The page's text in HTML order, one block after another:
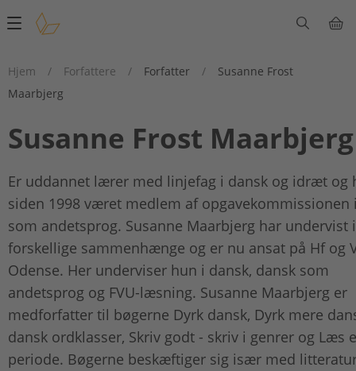
Main
Hjem
/ Forfattere / Forfatter /
Susanne Frost
Maarbjerg
Susanne Frost Maarbjerg
Er uddannet lærer med linjefag i dansk og idræt og
siden 1998 været medlem af opgavekommissionen
som andetsprog. Susanne Maarbjerg har undervist
forskellige sammenhænge og er nu ansat på Hf og
Odense. Her underviser hun i dansk, dansk som
andetsprog og FVU-læsning. Susanne Maarbjerg er
medforfatter til bøgerne Dyrk dansk, Dyrk mere
dansk ordklasser, Skriv godt - skriv i genrer og Læs
periode. Bøgerne beskæftiger sig især med